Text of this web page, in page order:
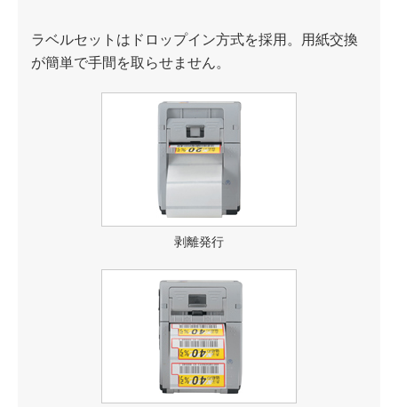
ラベルセットはドロップイン方式を採用。用紙交換
が簡単で手間を取らせません。
剥離発行